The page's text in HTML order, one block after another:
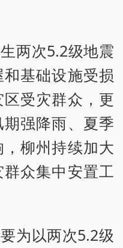
两次5.2级地震
基础设施受损
受灾群众，更
强降雨、夏季
柳州持续加大
众集中安置工
为以两次5.2级